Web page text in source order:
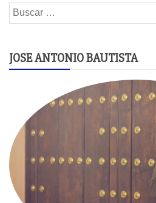
Buscar:
JOSE ANTONIO BAUTISTA